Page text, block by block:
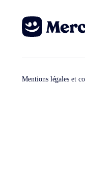
Mentions légales et